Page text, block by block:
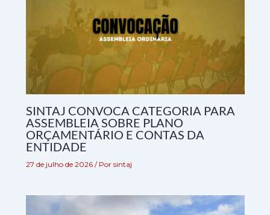
SINTAJ CONVOCA CATEGORIA PARA
ASSEMBLEIA SOBRE PLANO
ORÇAMENTÁRIO E CONTAS DA
ENTIDADE
27 de julho de 2026 / Por sintaj